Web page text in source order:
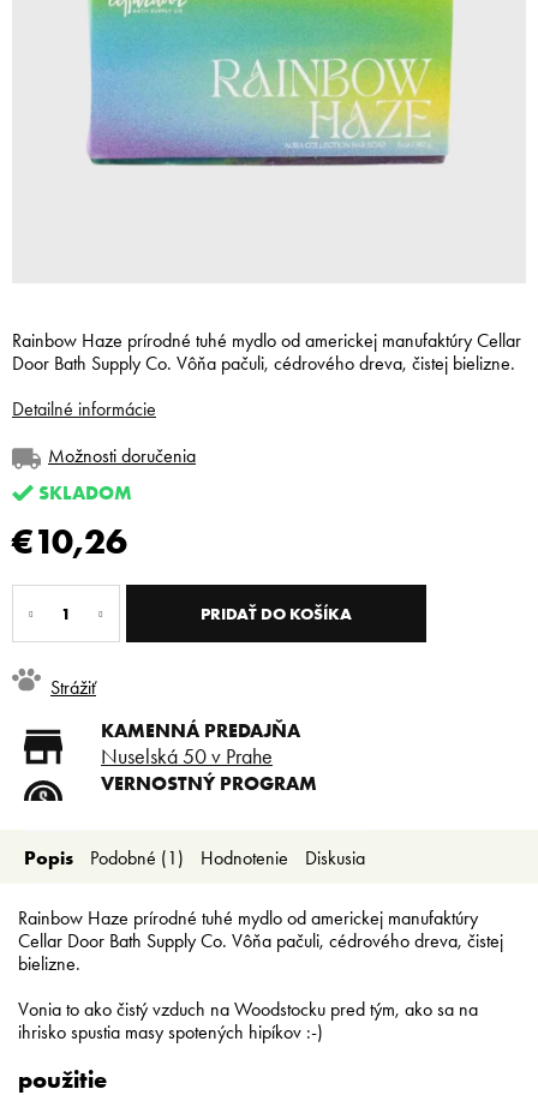
€10,26
Jednotková
cena:
SKLADOM
Možnosti doručenia
PRIDAŤ DO KOŠÍKA
Rainbow Haze prírodné tuhé mydlo od americkej manufaktúry Cellar
Door Bath Supply Co. Vôňa pačuli, cédrového dreva, čistej bielizne.
Detailné informácie
Strážiť
KAMENNÁ PREDAJŇA
Nuselská 50 v Prahe
VERNOSTNÝ PROGRAM
Doprava zadarmo od 80 €
Nízke ceny pre holičov a
kaderníkov
Popis Podobné (1) Hodnotenie Diskusia
Rainbow Haze prírodné tuhé mydlo od americkej manufaktúry
Cellar Door Bath Supply Co. Vôňa pačuli, cédrového dreva, čistej
bielizne.
Vonia to ako čistý vzduch na Woodstocku pred tým, ako sa na
ihrisko spustia masy spotených hipíkov :-)
použitie